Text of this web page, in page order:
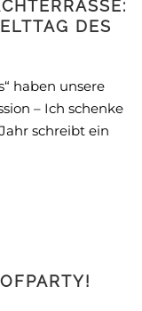
DES
haben unsere
– Ich schenke
schreibt ein